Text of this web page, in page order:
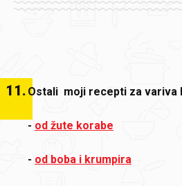
11. Ostali moji recepti za variva
- od žute korabe
- od boba i krumpira